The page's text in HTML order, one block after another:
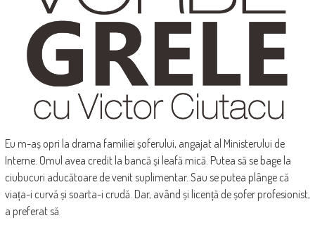
Eu m-aș opri la drama familiei șoferului, angajat al Ministerului de
Interne. Omul avea credit la bancă și leafă mică. Putea să se bage la
ciubucuri aducătoare de venit suplimentar. Sau se putea plânge că
viața-i curvă și soarta-i crudă. Dar, având și licență de șofer profesionist,
a preferat să